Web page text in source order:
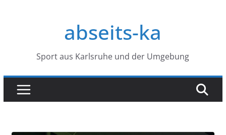
abseits-ka
Sport aus Karlsruhe und der Umgebung